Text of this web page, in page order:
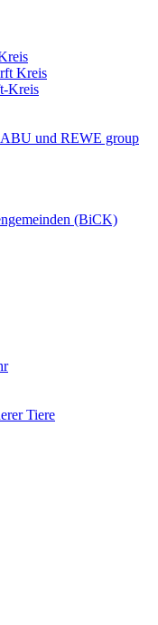
Kreis
Kreis
und REWE group
(BiCK)
Tiere